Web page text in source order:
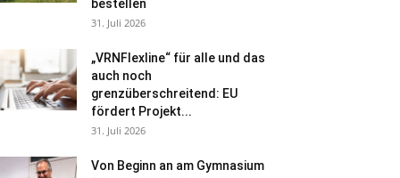
bestellen
31. Juli 2026
„VRNFlexline“ für alle und das
auch noch
grenzüberschreitend: EU
fördert Projekt...
31. Juli 2026
Von Beginn an am Gymnasium